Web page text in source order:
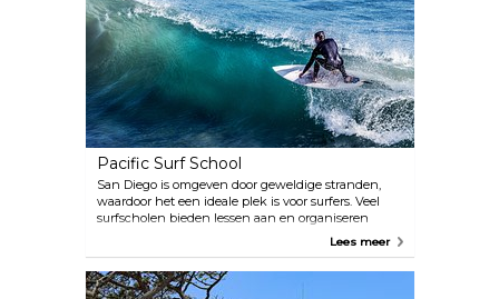
fascinerende collecties cycaden, varens, orchideeën
en andere tropische planten, evenals
seizoensgebonden bloemententoonstellingen.
Pacific Surf School
San Diego is omgeven door geweldige stranden,
waardoor het een ideale plek is voor surfers. Veel
surfscholen bieden lessen aan en organiseren
kampen waar toeristen kunnen leren surfen in een
op Mission Beach en biedt haar diensten aan zowel
ervaren als onervaren toeristen.
Lees meer